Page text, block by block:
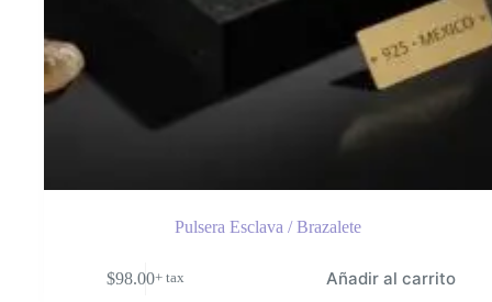
Pulsera Esclava / Brazalete
$98.00+ tax Añadir al carrito